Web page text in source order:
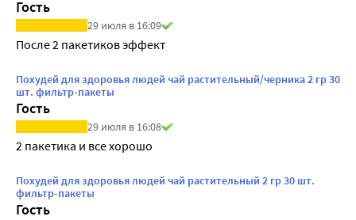
Гость
29 июля в 16:09
После 2 пакетиков эффект
Похудей для здоровья людей чай растительный/черника 2 гр 30
шт. фильтр-пакеты
Гость
29 июля в 16:08
2 пакетика и все хорошо
Похудей для здоровья людей чай растительный 2 гр 30 шт.
фильтр-пакеты
Гость